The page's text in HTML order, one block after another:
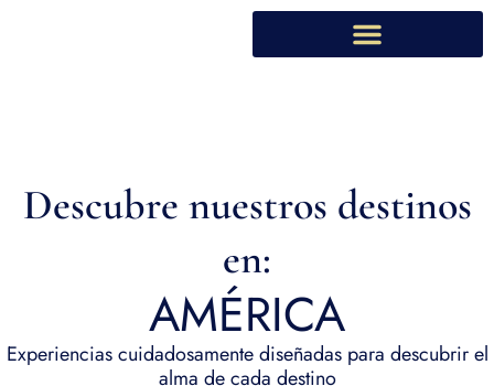
Descubre nuestros destinos
en:
AMÉRICA
Experiencias cuidadosamente diseñadas para descubrir el
alma de cada destino